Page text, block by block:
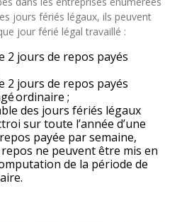
jours fériés légaux, ils peuvent
jour férié légal travaillé :
2 jours de repos payés
2 jours de repos payés
ordinaire ;
des jours fériés légaux
sur toute l’année d’une
payée par semaine,
ne peuvent être mis en
de la période de